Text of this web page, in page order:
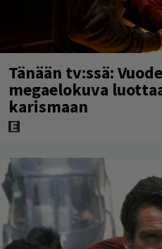
Tänään tv:ssä:
megaelokuva
karismaan